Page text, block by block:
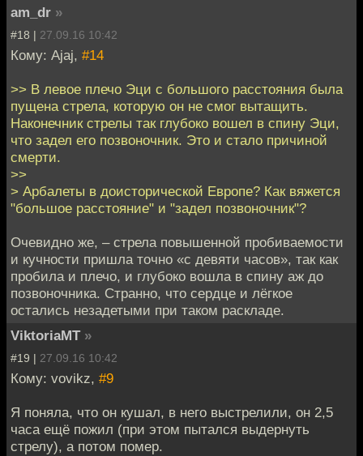
am_dr »
#18 | 27.09.16 10:42
Кому: Ajaj, #14
>> В левое плечо Эци с большого расстояния была
пущена стрела, которую он не смог вытащить.
Наконечник стрелы так глубоко вошел в спину Эци,
что задел его позвоночник. Это и стало причиной
смерти.
>>
> Арбалеты в доисторической Европе? Как вяжется
"большое расстояние" и "задел позвоночник"?
Очевидно же, – стрела повышенной пробиваемости
и кучности пришла точно «с девяти часов», так как
пробила и плечо, и глубоко вошла в спину аж до
позвоночника. Странно, что сердце и лёгкое
остались незадетыми при таком раскладе.
ViktoriaMT »
#19 | 27.09.16 10:42
Кому: vovikz, #9
Я поняла, что он кушал, в него выстрелили, он 2,5
часа ещё пожил (при этом пытался выдернуть
стрелу), а потом помер.